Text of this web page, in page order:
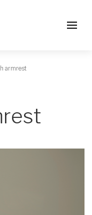
armrest